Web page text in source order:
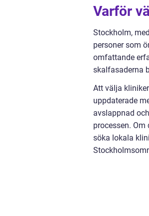
Varför
Stockholm,
personer som
omfattande
skalfasaderna
Att välja
uppdaterade
avslappnad
processen.
söka lokala